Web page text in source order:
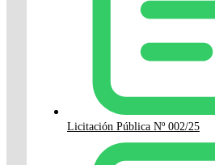
Licitación Pública Nº 002/25